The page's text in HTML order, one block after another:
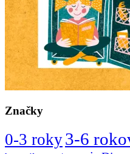
Značky
0-3 roky3-6